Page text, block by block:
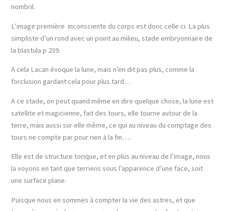
nombril.
L’image première inconsciente du corps est donc celle ci. La plus
simpliste d’un rond avec un point au milieu, stade embryonnaire de
la blastula p 239.
A cela Lacan évoque la lune, mais n’en dit pas plus, comme la
forclusion gardant cela pour plus tard…
A ce stade, on peut quand même en dire quelque chose, la lune est
satellite et magicienne, fait des tours, elle tourne autour de la
terre, mais aussi sur elle même, ce qui au niveau du comptage des
tours ne compte par pour rien à la fin….
Elle est de structure torique, et en plus au niveau de l’image, nous
la voyons en tant que terriens sous l’apparence d’une face, soit
une surface plane.
Puisque nous en sommes à compter la vie des astres, et que